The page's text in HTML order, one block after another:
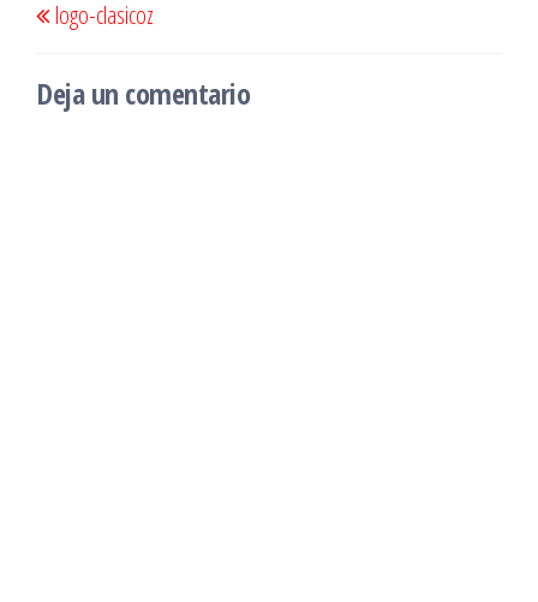
de
entradas
anterior
logo-clasicoz
Deja un comentario